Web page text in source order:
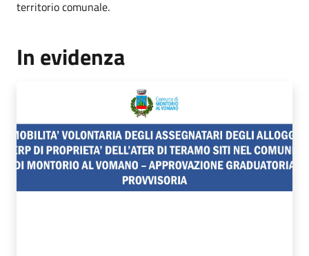
territorio comunale.
In evidenza